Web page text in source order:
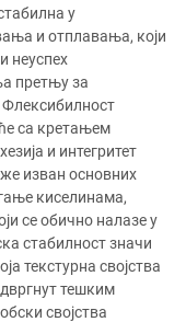
у
и отплавања, који
неуспех
претњу за
са кретањем
и интегритет
изван основних
киселинама,
се обично налазе у
стабилност значи
текстурна својства
тешким
својства